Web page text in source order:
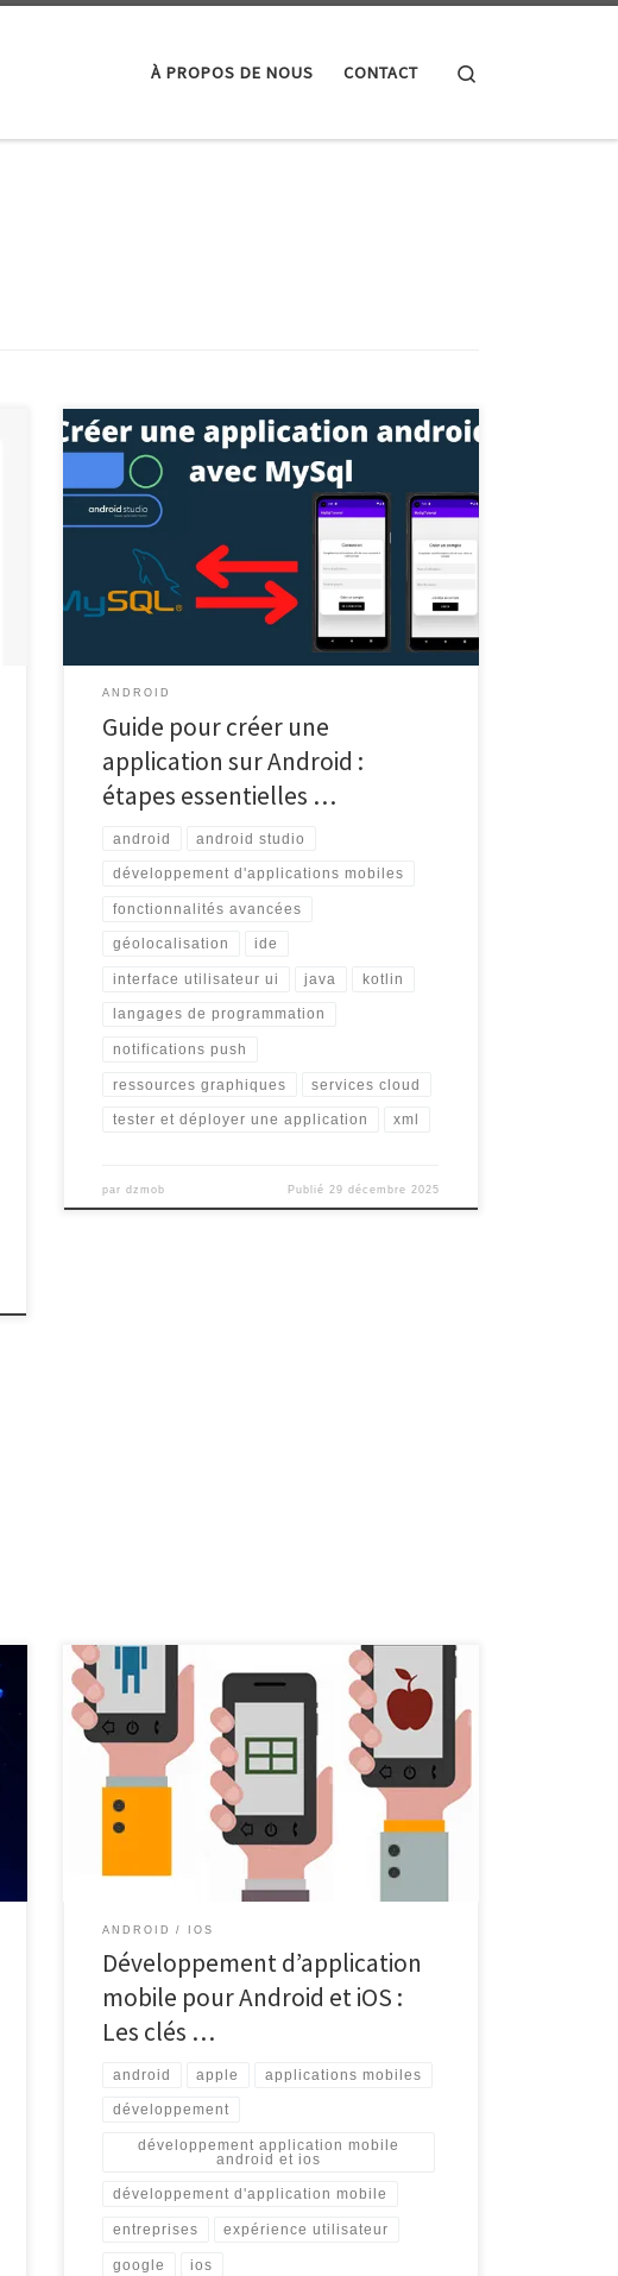
À PROPOS DE NOUS CONTACT
Créer une application sur Android Créer une
application sur Android De nos jours, le
développement d’applications mobiles est devenu un
domaine en pleine expansion, avec Android étant
l’une des plateformes les plus populaires pour le
lancement d’applications. Si vous êtes intéressé par la
création d’une application sur Android, voici quelques
[…]
ANDROID
Guide pour créer une
application sur Android :
étapes essentielles …
android android studio
développement d'applications mobiles
fonctionnalités avancées
géolocalisation ide
interface utilisateur ui java kotlin
langages de programmation
notifications push
ressources graphiques services cloud
tester et déployer une application xml
pardzmob Publié 29 décembre 2025
Développement d’application mobile Android et iOS
Développement d’application mobile Android et iOS
Le développement d’applications mobiles pour les
plateformes Android et iOS est devenu essentiel dans
le monde numérique actuel. Avec des millions
d’utilisateurs de smartphones à travers le monde, la
création d’applications mobiles performantes est un
moyen efficace pour […]
ANDROID IOS
Développement d’application
mobile pour Android et iOS :
Les clés …
android apple applications mobiles
développement
développement application mobile
android et ios
développement d'application mobile
entreprises expérience utilisateur
google ios